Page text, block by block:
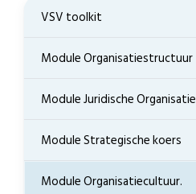
VSV toolkit
Module Organisatiestructuur
Module Juridische Organisatie
Module Strategische koers
Module Organisatiecultuur.